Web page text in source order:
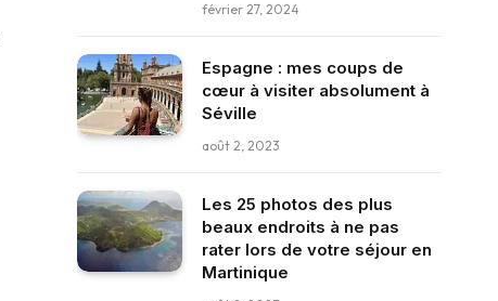
février 27, 2024
Espagne : mes coups de
cœur à visiter absolument à
Séville
août 2, 2023
Les 25 photos des plus
beaux endroits à ne pas
rater lors de votre séjour en
Martinique